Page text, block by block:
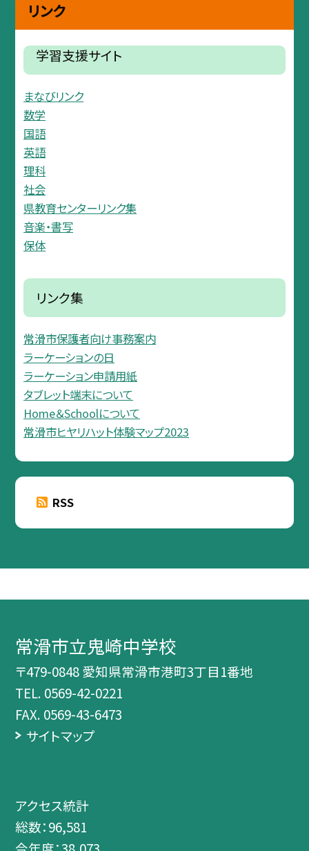
リンク
学習支援サイト
まなびリンク
数学
国語
英語
理科
社会
県教育センターリンク集
音楽・書写
保体
リンク集
常滑市保護者向け事務案内
ラーケーションの日
ラーケーション申請用紙
タブレット端末について
Home＆Schoolについて
常滑市ヒヤリハット体験マップ2023
RSS
常滑市立鬼崎中学校
〒479-0848 愛知県常滑市港町3丁目1番地
TEL. 0569-42-0221
FAX. 0569-43-6473
サイトマップ
アクセス統計
総数：96,581